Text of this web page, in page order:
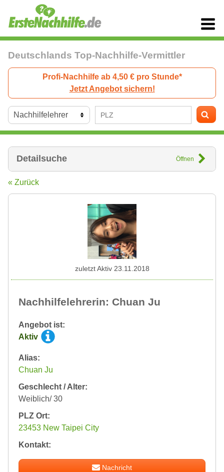
Deutschlands Top-Nachhilfe-Vermittler
Profi-Nachhilfe ab 4,50 € pro Stunde*
Jetzt Angebot sichern!
Detailsuche Öffnen
« Zurück
Nachhilfelehrerin: Chuan Ju
Angebot ist:
Aktiv
Alias:
Chuan Ju
Geschlecht / Alter:
Weiblich/ 30
PLZ Ort:
23453 New Taipei City
Kontakt:
Nachricht
zuletzt Aktiv 23.11.2018